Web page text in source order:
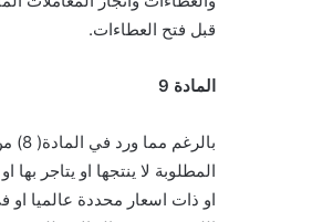
قبل فتح العطاءات.
المادة 9
بالرغم مما ورد في المادة( 8) من هذا النظام للجنة شراء لوازم دون استدراج عروض عن طريق العطاءات اذا كانت اللوازم
المطلوبة لا ينتجها او يتاجر
او ذات اسعار محددة عالميا